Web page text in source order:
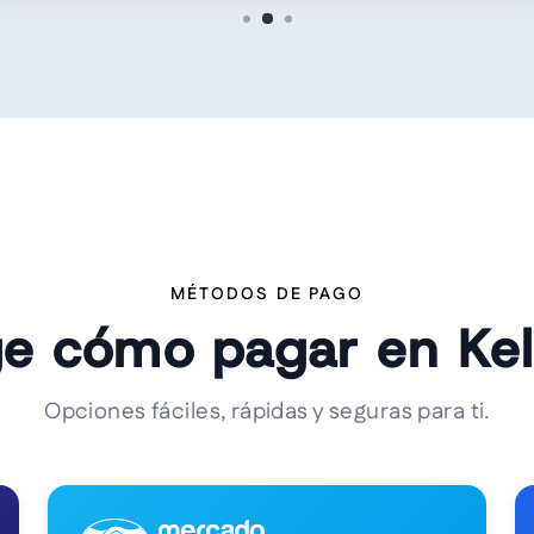
MÉTODOS DE PAGO
cómo pagar en
Opciones fáciles, rápidas y seguras para ti.